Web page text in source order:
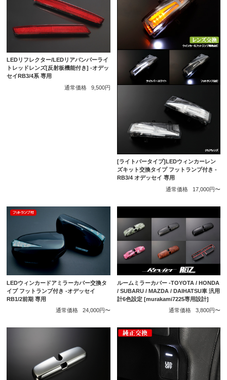
LEDリフレクター/LEDリアバンパーライ
トレッドレンズ[反射板機能付き] -オデッ
セイRB3/4系 専用
通常価格
9,500円
[ライトバータイプ]LEDウィンカーレン
ズキット交換タイプ フットランプ付き -
RB3/4 オデッセイ 専用
通常価格
17,000円〜
LEDウィンカードアミラーカバー交換タ
イプ フットランプ付き -オデッセイ
RB1/2前期 専用
通常価格
24,000円〜
ルームミラーカバー -TOYOTA / HONDA
/ SUBARU / MAZDA / DAIHATSU車 汎用
計6色設定 [murakami7225専用設計]
通常価格
3,800円〜